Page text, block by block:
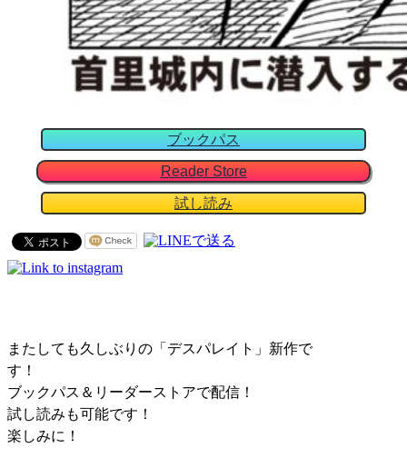
ブックパス
Reader Store
試し読み
またしても久しぶりの「デスパレイト」新作で
す！
ブックパス＆リーダーストアで配信！
試し読みも可能です！
楽しみに！